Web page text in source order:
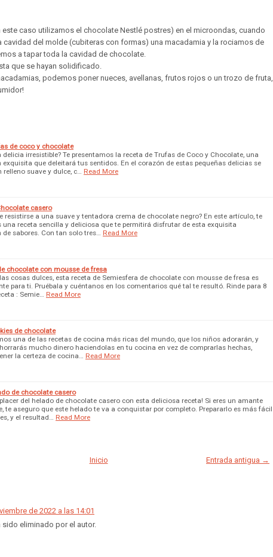
caso utilizamos el chocolate Nestlé postres) en el microondas, cuando
del molde (cubiteras con formas) una macadamia y la rociamos de
a tapar toda la cavidad de chocolate.
que se hayan solidificado.
podemos poner nueces, avellanas, frutos rojos o un trozo de fruta,
de coco y chocolate
delicia irresistible? Te presentamos la receta de Trufas de Coco y Chocolate, una
exquisita que deleitará tus sentidos. En el corazón de estas pequeñas delicias se
suave y dulce, c…
Read More
casero
resistirse a una suave y tentadora crema de chocolate negro? En este artículo, te
una receta sencilla y deliciosa que te permitirá disfrutar de esta exquisita
sabores. Con tan solo tres…
Read More
chocolate con mousse de fresa
cosas dulces, esta receta de Semiesfera de chocolate con mousse de fresa es
para ti. Pruébala y cuéntanos en los comentarios qué tal te resultó. Rinde para 8
: Semie…
Read More
de chocolate
una de las recetas de cocina más ricas del mundo, que los niños adorarán, y
mucho dinero haciendolas en tu cocina en vez de comprarlas hechas,
la certeza de cocina…
Read More
de chocolate casero
placer del helado de chocolate casero con esta deliciosa receta! Si eres un amante
te aseguro que este helado te va a conquistar por completo. Prepararlo es más fácil
y el resultad…
Read More
Entrada antigua →
Inicio
de 2022 a las 14:01
sido eliminado por el autor.